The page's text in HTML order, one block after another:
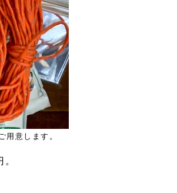
用意します。